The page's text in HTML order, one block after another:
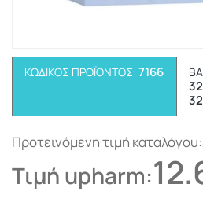
ΚΩΔΙΚΌΣ ΠΡΟΪΌΝΤΟΣ: 7166
Προτεινόμενη τιμή
Τιμή upharm: